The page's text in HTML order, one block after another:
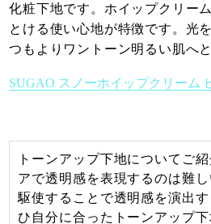
化粧下地です。ホイップクリー
とける使い心地が特徴です。光
つもよりワントーン明るい肌へ
SUGAO スノーホイップクリーム
トーンアップ下地についてご
アで透明感を表現するのは難
駆使することで透明感を演出
ひ自分に合ったトーンアップ